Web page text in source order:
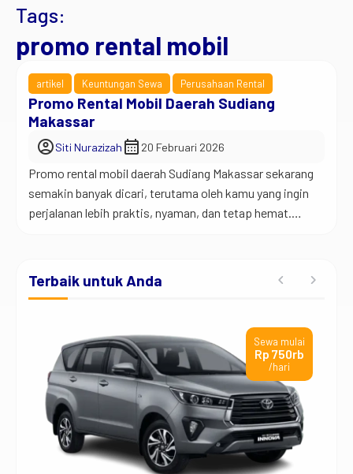
Tags:
promo rental mobil
artikel Keuntungan Sewa Perusahaan Rental
Promo Rental Mobil Daerah Sudiang
Makassar
account_circleSiti Nurazizah calendar_month 20 Februari 2026
Promo rental mobil daerah Sudiang Makassar sekarang
semakin banyak dicari, terutama oleh kamu yang ingin
perjalanan lebih praktis, nyaman, dan tetap hemat.
menggunakan jasa rental mobil dibanding harus repot
dengan kendaraan pribadi atau transportasi umum. Jadi
Terbaik untuk Anda
Sewa mulai
Rp 750rb
/hari